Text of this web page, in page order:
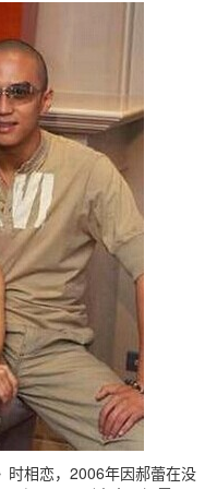
时相恋，2006年因郝蕾在没